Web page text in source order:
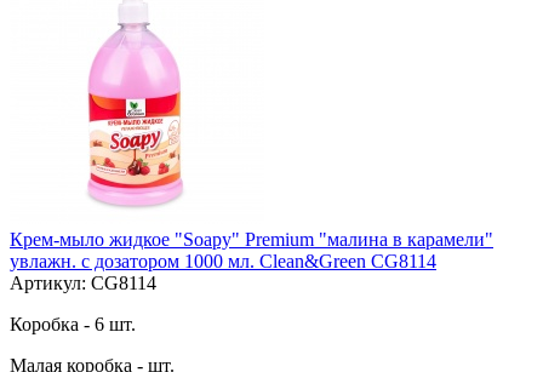
Крем-мыло жидкое "Soapy" Premium "малина в карамели"
увлажн. с дозатором 1000 мл. Clean&Green CG8114
Артикул: CG8114
Коробка - 6 шт.
Малая коробка - шт.